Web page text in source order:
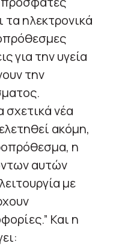
τα ηλεκτρονικά
για την υγεία
την
σχετικά νέα
ακόμη,
η
αυτών
με
Και η